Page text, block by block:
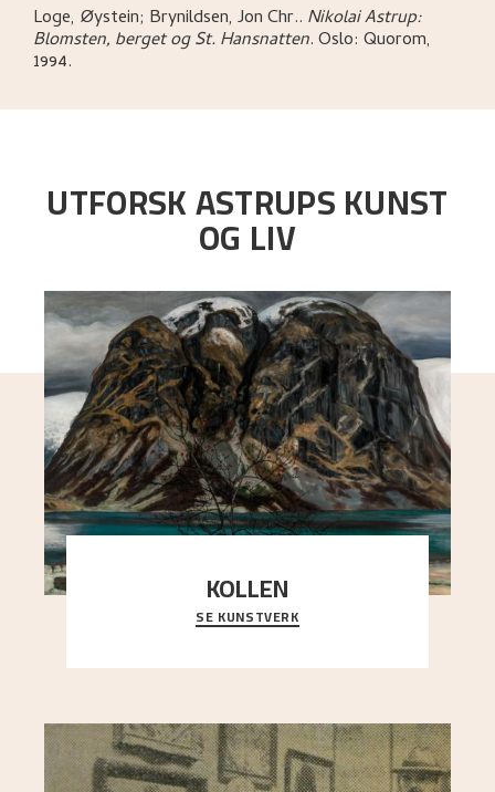
Loge, Øystein; Brynildsen, Jon Chr.. Nikolai Astrup:
Blomsten, berget og St. Hansnatten.Oslo: Quorom,
1994.
UTFORSK ASTRUPS KUNST
OG LIV
KOLLEN
Et ruvende fjell dominerer bildeflaten, og står i
sterk kontrast til det spinkle rognetreet ute
SE KUNSTVERK